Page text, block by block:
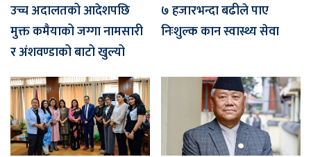
उच्च अदालतको आदेशपछि
मुक्त कमैयाको जग्गा नामसारी
र अंशवण्डाको बाटो खुल्यो
७ हजारभन्दा बढीले पाए
निःशुल्क कान स्वास्थ्य सेवा